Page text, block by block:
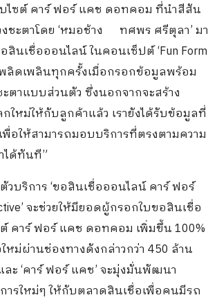
บไซต์ คาร์ ฟอร์ แคช ดอทคอม ที่นำสีสัน
ชะตาโดย ‘หมอช้าง ทศพร ศรีตุลา’ มา
สินเชื่อออนไลน์ ในคอนเซ็ปต์ ‘Fun Form
พลิดเพลินทุกครั้งเมื่อกรอกข้อมูลพร้อม
ตาแบบส่วนตัว ซึ่งนอกจากจะสร้าง
หม่ให้กับลูกค้าแล้ว เรายังได้รับข้อมูลที่
อให้สามารถมอบบริการที่ตรงตามความ
ได้ทันที”
วบริการ ‘ขอสินเชื่อออนไลน์ คาร์ ฟอร์
จะช่วยให้มียอดผู้กรอกใบขอสินเชื่อ
คาร์ ฟอร์ แคช ดอทคอม เพิ่มขึ้น 100%
หม่ผ่านช่องทางดังกล่าวกว่า 450 ล้าน
ะ ‘คาร์ ฟอร์ แคช’ จะมุ่งมั่นพัฒนา
รใหม่ๆ ให้กับตลาดสินเชื่อเพื่อคนมีรถ